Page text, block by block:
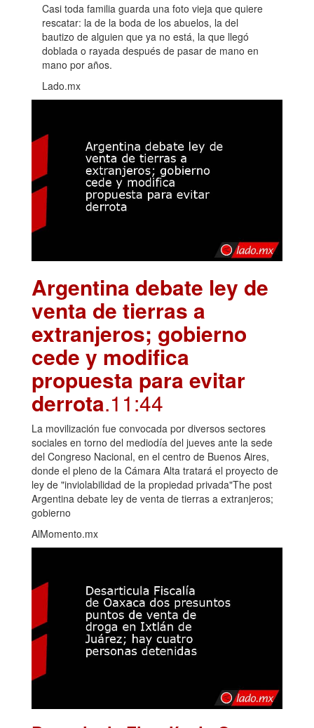
Casi toda familia guarda una foto vieja que quiere
rescatar: la de la boda de los abuelos, la del
bautizo de alguien que ya no está, la que llegó
doblada o rayada después de pasar de mano en
mano por años.
Lado.mx
Argentina debate ley de
venta de tierras a
extranjeros; gobierno
cede y modifica
propuesta para evitar
derrota.11:44
La movilización fue convocada por diversos sectores
sociales en torno del mediodía del jueves ante la sede
del Congreso Nacional, en el centro de Buenos Aires,
donde el pleno de la Cámara Alta tratará el proyecto de
ley de "inviolabilidad de la propiedad privada"The post
Argentina debate ley de venta de tierras a extranjeros;
gobierno
AlMomento.mx